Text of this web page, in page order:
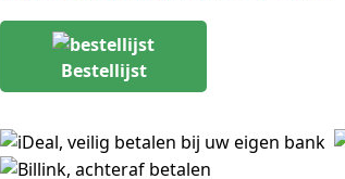
Bestellijst